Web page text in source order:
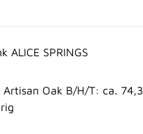
ALICE SPRINGS
Oak B/H/T: ca.